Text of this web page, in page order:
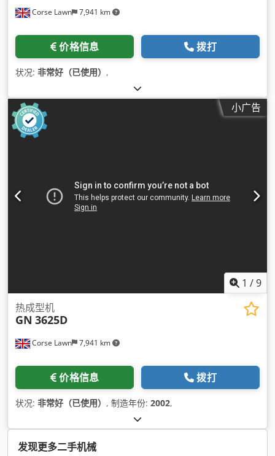
Corse Lawn 7,941 km
价格信息 拨打
状况: 非常好（已使用） ,
小广告
1 /9
Corse Lawn 7,941 km
热成型机
GN 3625D
价格信息 拨打
状况: 非常好（已使用） , 制造年份: 2002,
发现更多二手机械